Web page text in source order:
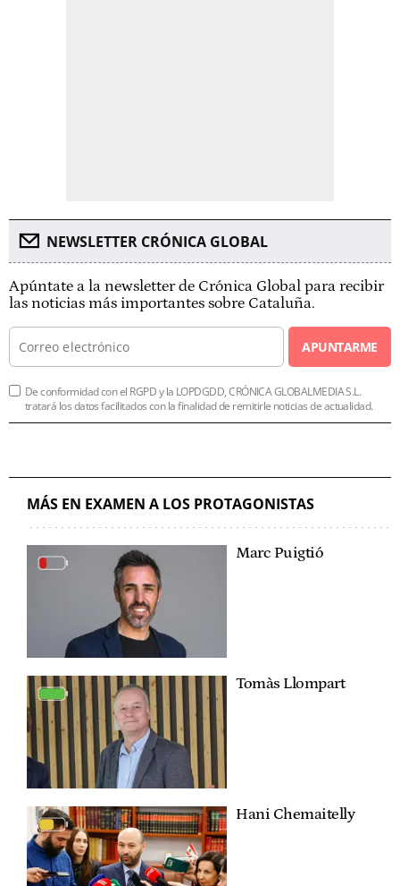
NEWSLETTER CRÓNICA GLOBAL
Apúntate a la newsletter de Crónica Global para recibir
las noticias más importantes sobre Cataluña.
APUNTARME
De conformidad con el RGPD y la LOPDGDD, CRÓNICA GLOBALMEDIA S.L.
tratará los datos facilitados con la finalidad de remitirle noticias de actualidad.
MÁS EN EXAMEN A LOS PROTAGONISTAS
Marc Puigtió
Tomàs Llompart
Hani Chemaitelly